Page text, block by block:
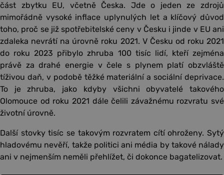
část zbytku EU, včetně Česka. Jde o jeden ze zdrojů
mimořádně vysoké inflace uplynulých let a klíčový důvod
toho, proč se již spotřebitelské ceny v Česku i jinde v EU ani
zdaleka nevrátí na úrovně roku 2021. V Česku od roku 2021
do roku 2023 přibylo zhruba 100 tisíc lidí, kteří zejména
právě za drahé energie v čele s plynem platí obzvláště
tíživou daň, v podobě těžké materiální a sociální deprivace.
To je zhruba, jako kdyby všichni obyvatelé takového
Olomouce od roku 2021 dále čelili závažnému rozvratu své
životní úrovně.
Další stovky tisíc se takovým rozvratem cítí ohroženy. Sytý
hladovému nevěří, takže politici ani média by takové nálady
ani v nejmenším neměli přehlížet, či dokonce bagatelizovat.